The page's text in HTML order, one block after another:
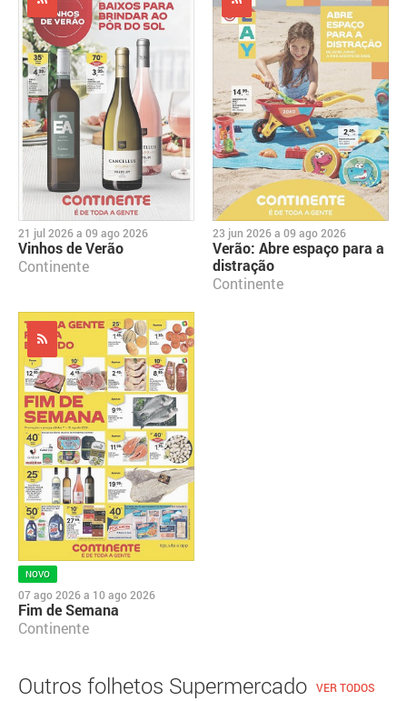
21 jul 2026 a 09 ago 2026
Vinhos de Verão
Continente
23 jun 2026 a 09 ago 2026
Verão: Abre espaço para a
distração
Continente
NOVO
07 ago 2026 a 10 ago 2026
Fim de Semana
Continente
Outros folhetos Supermercado VER TODOS